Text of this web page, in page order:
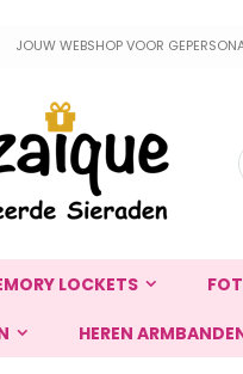
JOUW WEBSHOP VOOR
LOCKETS
HEREN